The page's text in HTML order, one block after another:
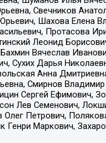
Свечников
Шахова Елена
Протасова
Леонид
Вячеслав
Сухих Дарья
Анна
Смирнов Владимир
Сергей Ефимович,
Лев Семенович,
Олег Петрович,
Генри Маркович,